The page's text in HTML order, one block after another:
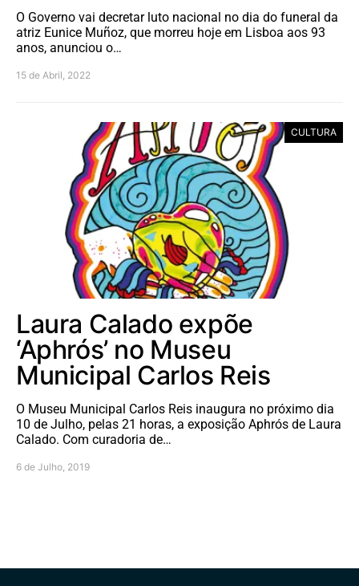
O Governo vai decretar luto nacional no dia do funeral da
atriz Eunice Muñoz, que morreu hoje em Lisboa aos 93
anos, anunciou o…
15 de Abril, 2022
CULTURA
Laura Calado expõe
‘Aphrós’ no Museu
Municipal Carlos Reis
O Museu Municipal Carlos Reis inaugura no próximo dia
10 de Julho, pelas 21 horas, a exposição Aphrós de Laura
Calado. Com curadoria de…
6 de Julho, 2019